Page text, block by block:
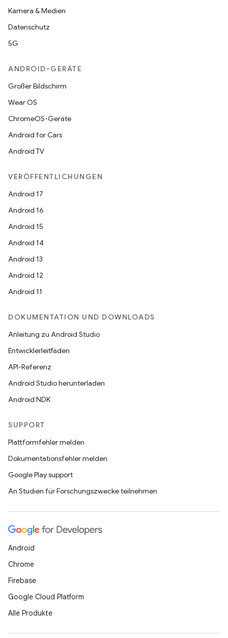
Kamera & Medien
Datenschutz
5G
ANDROID-GERÄTE
Großer Bildschirm
Wear OS
ChromeOS-Geräte
Android for Cars
Android TV
VERÖFFENTLICHUNGEN
Android 17
Android 16
Android 15
Android 14
Android 13
Android 12
Android 11
DOKUMENTATION UND DOWNLOADS
Anleitung zu Android Studio
Entwicklerleitfäden
API-Referenz
Android Studio herunterladen
Android NDK
SUPPORT
Plattformfehler melden
Dokumentationsfehler melden
Google Play support
An Studien für Forschungszwecke teilnehmen
Android
Chrome
Firebase
Google Cloud Platform
Alle Produkte